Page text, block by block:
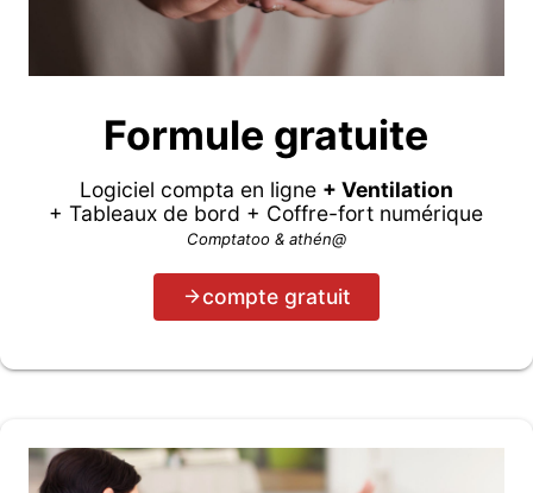
Formule gratuite
Logiciel compta en ligne + Ventilation
+ Tableaux de bord + Coffre-fort numérique
Comptatoo & athén@
compte gratuit